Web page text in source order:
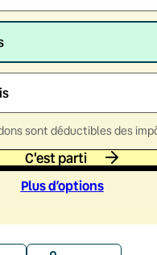
sont déductibles des
C'est parti
Plus d’options